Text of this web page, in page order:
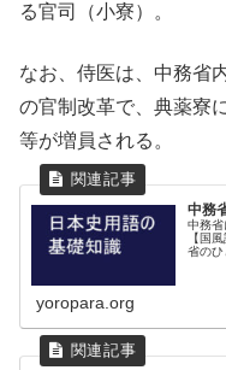
る官司（小寮）。
なお、侍医は、中務省
の官制改革で、典薬寮
等が増員される。
中務
中務省
【国
省のひ
yoropara.org